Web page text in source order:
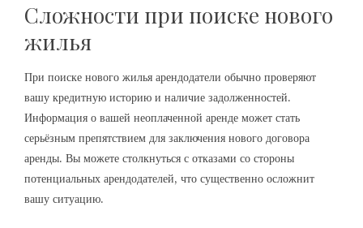
Сложности при поиске нового
жилья
При поиске нового жилья арендодатели обычно проверяют
вашу кредитную историю и наличие задолженностей.
Информация о вашей неоплаченной аренде может стать
серьёзным препятствием для заключения нового договора
аренды. Вы можете столкнуться с отказами со стороны
потенциальных арендодателей, что существенно осложнит
вашу ситуацию.